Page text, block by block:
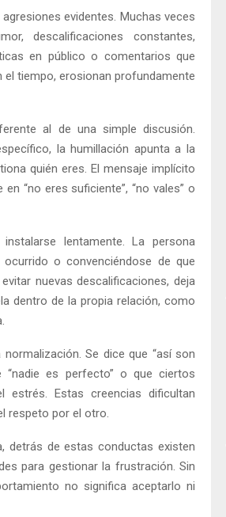
evidentes. Muchas veces
descalificaciones constantes,
en público o comentarios que
el tiempo, erosionan profundamente
al de una simple discusión.
la humillación apunta a la
quién eres. El mensaje implícito
“no eres suficiente”, “no vales” o
lentamente. La persona
o convenciéndose de que
nuevas descalificaciones, deja
dentro de la propia relación, como
Se dice que “así son
“nadie es perfecto” o que ciertos
Estas creencias dificultan
respeto por el otro.
detrás de estas conductas existen
para gestionar la frustración. Sin
no significa aceptarlo ni